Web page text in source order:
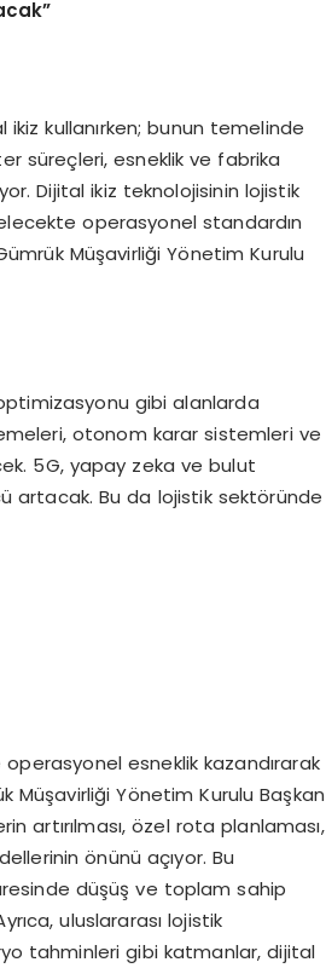
ikiz kullanırken; bunun temelinde
süreçleri, esneklik ve fabrika
Dijital ikiz teknolojisinin lojistik
operasyonel standardın
Müşavirliği Yönetim Kurulu
gibi alanlarda
otonom karar sistemleri ve
5G, yapay zeka ve bulut
artacak. Bu da lojistik sektöründe
esneklik kazandırarak
Müşavirliği Yönetim Kurulu Başkan
artırılması, özel rota planlaması,
önünü açıyor. Bu
düşüş ve toplam sahip
uluslararası lojistik
tahminleri gibi katmanlar, dijital